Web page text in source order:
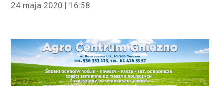
24 maja 2020 | 16:58